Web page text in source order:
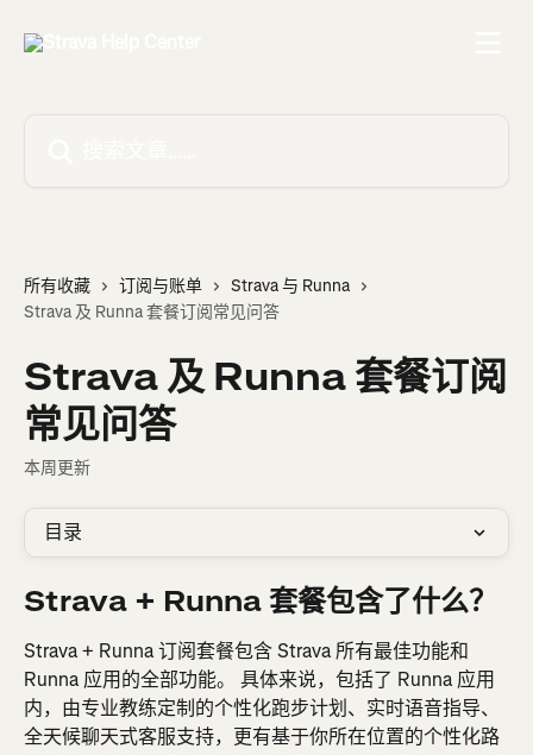
所有收藏 订阅与账单
Strava 与 Runna
Strava 及 Runna 套餐订阅常见问答
Strava 及 Runna 套餐订阅
常见问答
本周更新
目录
Strava + Runna 套餐包含了什么？
Strava + Runna 订阅套餐包含 Strava 所有最佳功能和
Runna 应用的全部功能。 具体来说，包括了 Runna 应用
内，由专业教练定制的个性化跑步计划、实时语音指导、
全天候聊天式客服支持，更有基于你所在位置的个性化路